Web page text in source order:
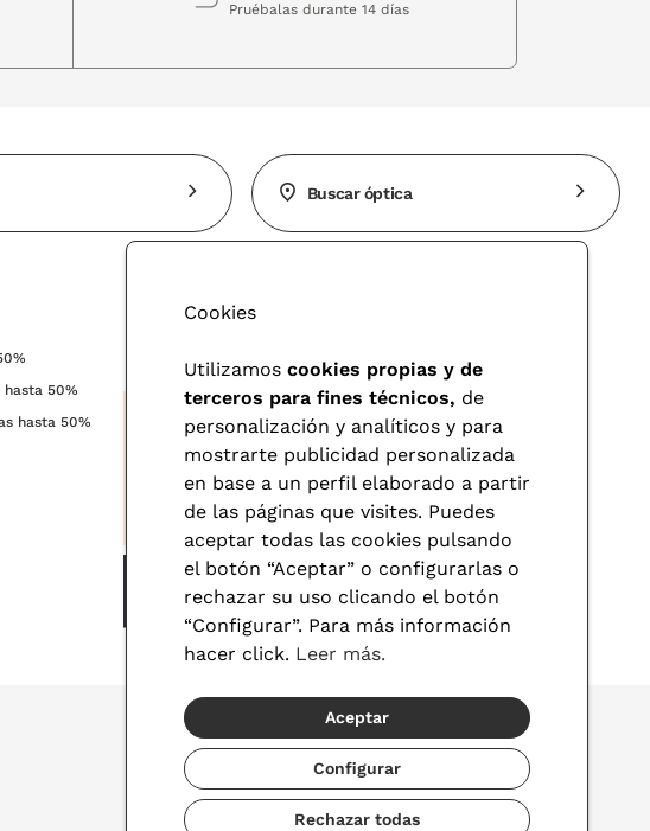
Pruébalas durante 14 días
Buscar óptica
hasta 50%
hasta 50%
© 2026 Visionlab
Cookies
Utilizamos cookies propias y de
terceros para fines técnicos, de
personalización y analíticos y para
mostrarte publicidad personalizada
en base a un perfil elaborado a partir
de las páginas que visites. Puedes
aceptar todas las cookies pulsando
el botón “Aceptar” o configurarlas o
rechazar su uso clicando el botón
“Configurar”. Para más información
hacer click. Leer más.
Aceptar
Configurar
Rechazar todas